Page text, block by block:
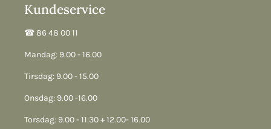
Kundeservice
☎︎ 86 48 00 11
Mandag: 9.00 - 16.00
Tirsdag: 9.00 - 15.00
Onsdag: 9.00 -16.00
Torsdag: 9.00 - 11:30 + 12.00- 16.00